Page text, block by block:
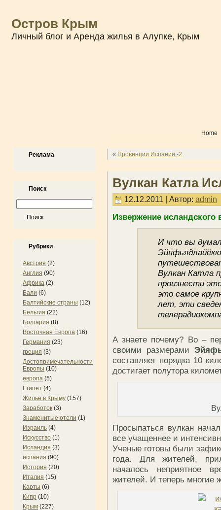
Остров Крым
Личный блог и Аренда жилья в Алупке, Крым
Home
Реклама
Поиск
Рубрики
Австрия (2)
Англия (90)
Африка (2)
Бали (6)
Балтийские страны (12)
Бельгия (22)
Болгария (8)
Восточная Европа (16)
Германия (23)
греция (3)
Достопримечательности
Европы (10)
европа (5)
Египет (4)
Жилье в Крыму (157)
Заработок (3)
Знаменитые отели (1)
Израиль (4)
Искусство (1)
Исландия (3)
испания (90)
История (20)
Италия (15)
Карты (6)
Кипр (10)
Крым (227)
« Провинции Испании -2
Вулкан Катла
12.12.2011 | Автор: admin
Извержение исландского
И что вы
Вулкан Катла
произнести
это самое
лет, эти
А знаете почему? Во –
своими размерами
составляет порядка 10
достигает полутора
Просыпаться вулкан
все учащеннее и
Ученые готовы были
года. Для жителей,
началось неприятное
жителей. И теперь многие